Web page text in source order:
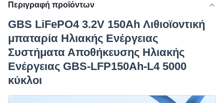
Περιγραφή προϊόντων
GBS LiFePO4 3.2V 150Ah Λιθιοϊοντική
μπαταρία Ηλιακής Ενέργειας
Συστήματα Αποθήκευσης Ηλιακής
Ενέργειας GBS-LFP150Ah-L4 5000
κύκλοι